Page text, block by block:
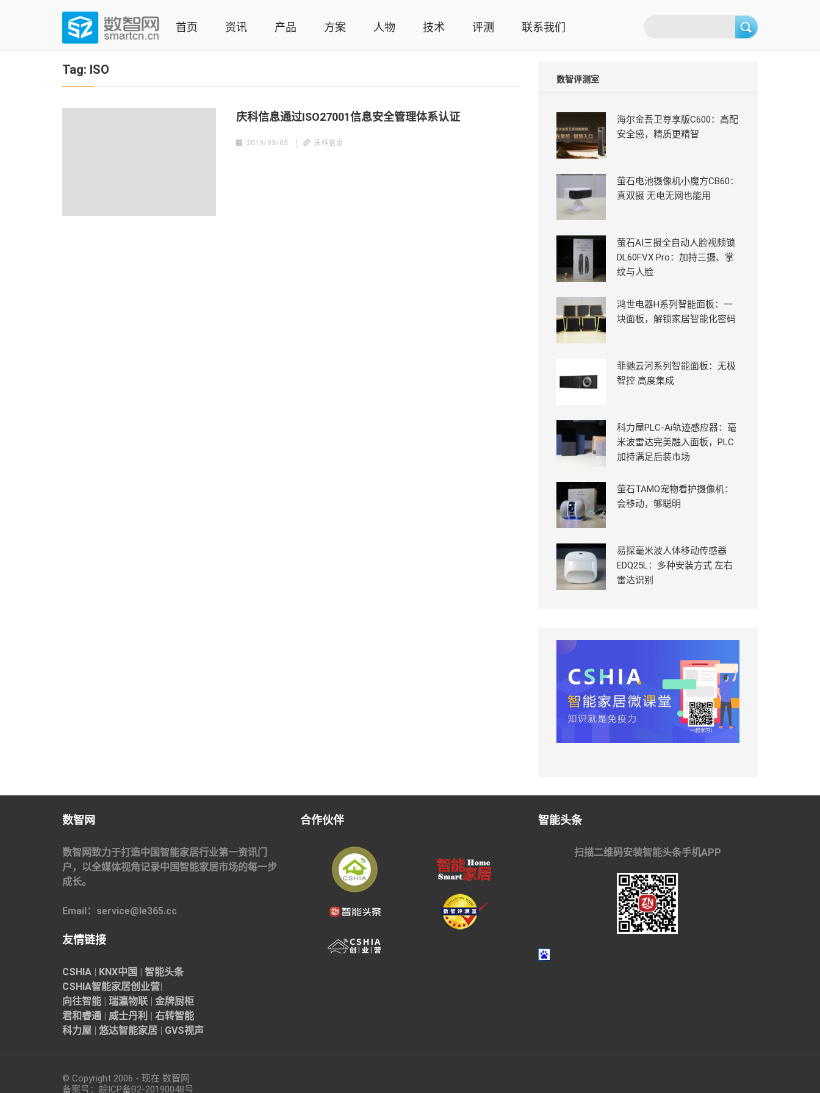
(Press
数智网
智能家居第一资讯门户 | 智能家居系统，智能家居产品，智能家居解决方案，智能家居技术应用，智能家居行业观点，智能家居项目案例
首页 资讯 产品 方案 人物 技术 评测 联系我们
Tag: ISO
庆科信息通过ISO27001信息安全管理体系认证
2019/03/05 庆科信息
数智评测室
海尔金吾卫尊享版C600：高配
安全感，精质更精智
萤石电池摄像机小魔方CB60：
真双摄 无电无网也能用
萤石AI三摄全自动人脸视频锁
DL60FVX Pro：加持三摄、掌
纹与人脸
鸿世电器H系列智能面板：一
块面板，解锁家居智能化密码
菲驰云河系列智能面板：无极
智控 高度集成
科力屋PLC-Ai轨迹感应器：毫
米波雷达完美融入面板，PLC
加持满足后装市场
萤石TAMO宠物看护摄像机：
会移动，够聪明
易探毫米波人体移动传感器
EDQ25L：多种安装方式 左右
雷达识别
数智网
数智网致力于打造中国智能家居行业第一资讯门
户，以全媒体视角记录中国智能家居市场的每一步
成长。
Email：service@le365.cc
友情链接
CSHIA | KNX中国 | 智能头条
CSHIA智能家居创业营|
向往智能 | 瑞瀛物联 | 金牌厨柜
君和睿通 | 威士丹利 | 右转智能
科力屋 | 悠达智能家居 | GVS视声
合作伙伴 智能头条
扫描二维码安装智能头条手机APP
© Copyright 2006 - 现在 数智网
备案号： 皖ICP备B2-20190048号